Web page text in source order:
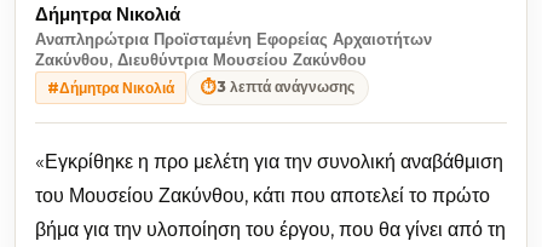
Δήμητρα Νικολιά
Αναπληρώτρια Προϊσταμένη Εφορείας Αρχαιοτήτων
Ζακύνθου, Διευθύντρια Μουσείου Ζακύνθου
#Δήμητρα Νικολιά ⏱3 λεπτά ανάγνωσης
«Εγκρίθηκε η προ μελέτη για την συνολική αναβάθμιση
του Μουσείου Ζακύνθου, κάτι που αποτελεί το πρώτο
βήμα για την υλοποίηση του έργου, που θα γίνει από τη